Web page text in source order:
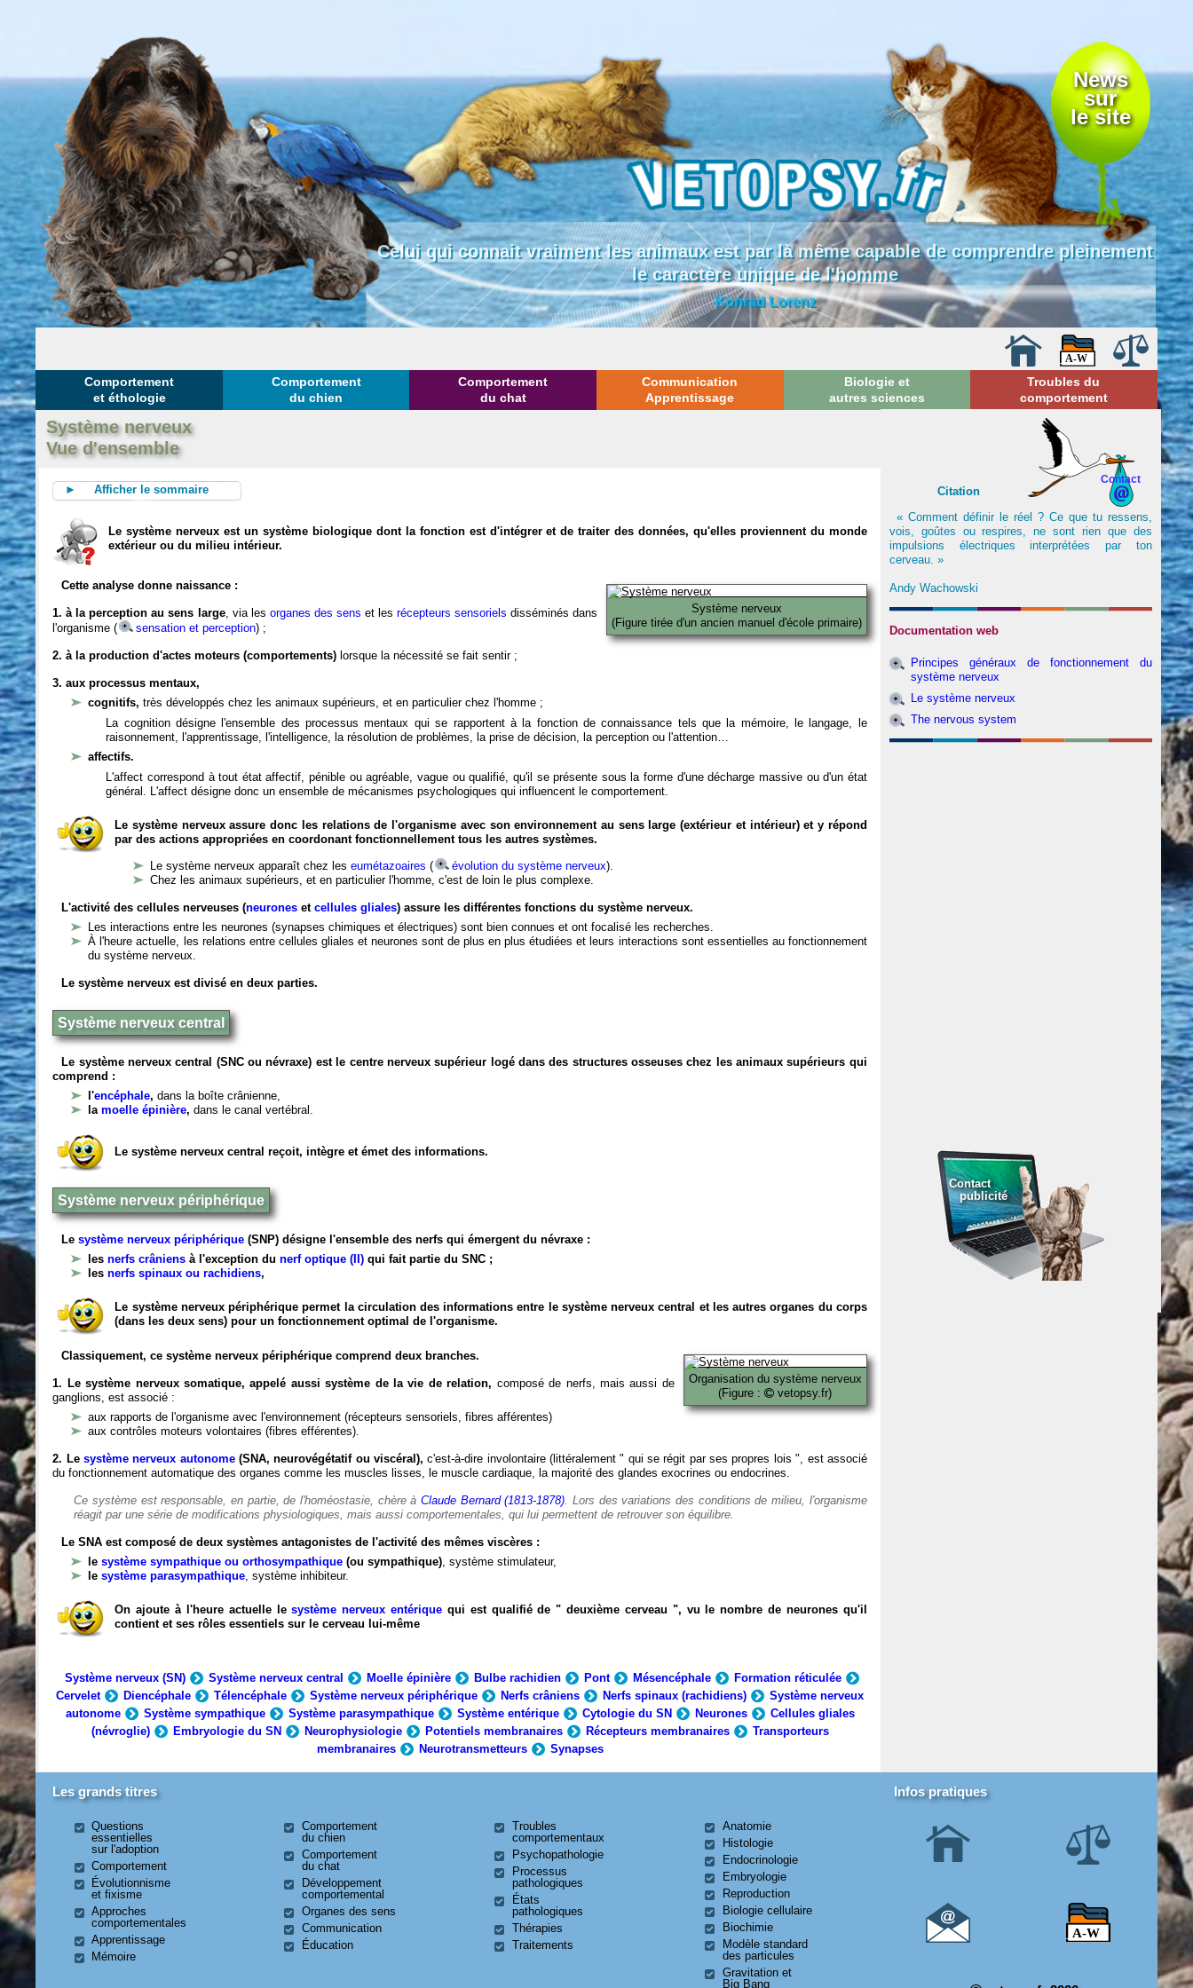
News
sur
le site
Celui qui connait vraiment les animaux est par là même capable de comprendre pleinement
le caractère unique de l'homme
Konrad Lorenz
Comportement
et éthologie
Comportement
du chien
Comportement
du chat
Communication
Apprentissage
Biologie et
autres sciences
Troubles du
comportement
Système nerveux
Vue d'ensemble
► Afficher le sommaire
Le système nerveux est un système biologique dont la fonction est d'intégrer et de traiter des données, qu'elles proviennent du monde
extérieur ou du milieu intérieur.
Système nerveux
(Figure tirée d'un ancien manuel d'école primaire)
Cette analyse donne naissance :
1. à la perception au sens large, via les organes des sens et les récepteurs sensoriels disséminés dans
l'organisme (
sensation et perception) ;
2. à la production d'actes moteurs (comportements) lorsque la nécessité se fait sentir ;
3. aux processus mentaux,
cognitifs,très développés chez les animaux supérieurs, et en particulier chez l'homme ;
La cognition désigne l'ensemble des processus mentaux qui se rapportent à la fonction de connaissance tels que la mémoire, le langage, le
raisonnement, l'apprentissage, l'intelligence, la résolution de problèmes, la prise de décision, la perception ou l'attention…
affectifs.
L'affect correspond à tout état affectif, pénible ou agréable, vague ou qualifié, qu'il se présente sous la forme d'une décharge massive ou d'un état
général. L'affect désigne donc un ensemble de mécanismes psychologiques qui influencent le comportement.
Le système nerveux assure donc les relations de l'organisme avec son environnement au sens large (extérieur et intérieur) et y répond
par des actions appropriées en coordonant fonctionnellement tous les autres systèmes.
Le système nerveux apparaît chez leseumétazoaires ( évolution du système nerveux).
Chez les animaux supérieurs, et en particulier l'homme, c'est de loin le plus complexe.
L'activité des cellules nerveuses (neurones etcellules gliales) assure les différentes fonctions du système nerveux.
Les interactions entre les neurones (synapses chimiques et électriques) sont bien connues et ont focalisé les recherches.
À l'heure actuelle, les relations entre cellules gliales et neurones sont de plus en plus étudiées et leurs interactions sont essentielles au fonctionnement
du système nerveux.
Le système nerveux est divisé en deux parties.
Système nerveux central
Le système nerveux central (SNC ou névraxe) est le centre nerveux supérieur logé dans des structures osseuses chez les animaux supérieurs qui
comprend :
l'encéphale,dans la boîte crânienne,
lamoelle épinière,dans le canal vertébral.
Le système nerveux central reçoit, intègre et émet des informations.
Système nerveux périphérique
Lesystème nerveux périphérique (SNP) désigne l'ensemble des nerfs qui émergent du névraxe :
lesnerfs crâniens à l'exception du nerf optique (II) qui fait partie du SNC ;
lesnerfs spinaux ou rachidiens,
Le système nerveux périphérique permet la circulation des informations entre le système nerveux central et les autres organes du corps
(dans les deux sens) pour un fonctionnement optimal de l'organisme.
Organisation du système nerveux
(Figure :
vetopsy.fr)
Classiquement, ce système nerveux périphérique comprend deux branches.
1. Le système nerveux somatique, appelé aussi système de la vie de relation, composé de nerfs, mais aussi de
ganglions, est associé :
aux rapports de l'organisme avec l'environnement (récepteurs sensoriels, fibres afférentes)
aux contrôles moteurs volontaires (fibres efférentes).
2. Le système nerveux autonome(SNA, neurovégétatif ou viscéral), c'est-à-dire involontaire (littéralement " qui se régit par ses propres lois ", est associé
du fonctionnement automatique des organes comme les muscles lisses, le muscle cardiaque, la majorité des glandes exocrines ou endocrines.
Ce système est responsable, en partie, de l'homéostasie, chère àClaude Bernard (1813-1878). Lors des variations des conditions de milieu, l'organisme
réagit par une série de modifications physiologiques, mais aussi comportementales, qui lui permettent de retrouver son équilibre.
Le SNA est composé de deux systèmes antagonistes de l'activité des mêmes viscères :
lesystème sympathique ou orthosympathique (ou sympathique), système stimulateur,
lesystème parasympathique, système inhibiteur.
On ajoute à l'heure actuelle lesystème nerveux entérique qui est qualifié de " deuxième cerveau ", vu le nombre de neurones qu'il
contient et ses rôles essentiels sur le cerveau lui-même
Système nerveux (SN) Système nerveux central Moelle épinière Bulbe rachidien Pont Mésencéphale
Formation réticulée
Cervelet
Diencéphale Télencéphale Système nerveux périphérique Nerfs crâniens Nerfs spinaux (rachidiens)
Système nerveux
autonome
Système sympathique Système parasympathique Système entérique Cytologie du SN Neurones
Cellules gliales
(névroglie)
Embryologie du SN Neurophysiologie Potentiels membranaires Récepteurs membranaires
Transporteurs
membranaires
Neurotransmetteurs Synapses
Contact
Citation
« Comment définir le réel ? Ce que tu ressens,
vois, goûtes ou respires, ne sont rien que des
impulsions électriques interprétées par ton
cerveau. »
Andy Wachowski
Documentation web
Principes généraux de fonctionnement du
système nerveux
Le système nerveux
The nervous system
Contact
publicité
Les grands titres
Questions
essentielles
sur l'adoption
Comportement
Évolutionnisme
et fixisme
Approches
comportementales
Apprentissage
Mémoire
Comportement
du chien
Comportement
du chat
Développement
comportemental
Organes des sens
Communication
Éducation
Troubles
comportementaux
Psychopathologie
Processus
pathologiques
États
pathologiques
Thérapies
Traitements
Anatomie
Histologie
Endocrinologie
Embryologie
Reproduction
Biologie cellulaire
Biochimie
Modèle standard
des particules
Gravitation et
Big Bang
Infos pratiques